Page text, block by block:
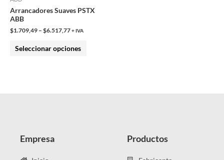
Arrancadores Suaves PSTX
ABB
$1.709,49 – $6.517,77+ IVA
Seleccionar opciones
elegir
Empresa Productos